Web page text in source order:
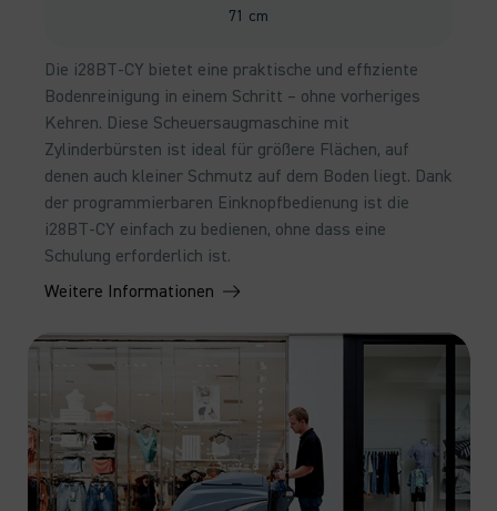
71 cm
Die i28BT-CY bietet eine praktische und effiziente
Bodenreinigung in einem Schritt – ohne vorheriges
Kehren. Diese Scheuersaugmaschine mit
Zylinderbürsten ist ideal für größere Flächen, auf
denen auch kleiner Schmutz auf dem Boden liegt. Dank
der programmierbaren Einknopfbedienung ist die
i28BT-CY einfach zu bedienen, ohne dass eine
Schulung erforderlich ist.
Weitere Informationen